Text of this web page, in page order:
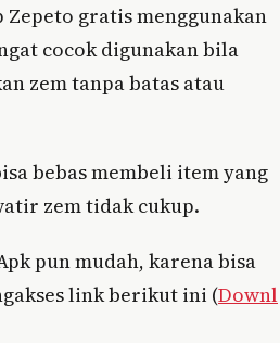
Zepeto gratis menggunakan
cocok digunakan bila
zem tanpa batas atau
bebas membeli item yang
zem tidak cukup.
pun mudah, karena bisa
link berikut ini (Downl